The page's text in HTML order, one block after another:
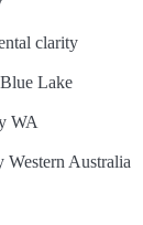
clarity
Lake
WA
Australia